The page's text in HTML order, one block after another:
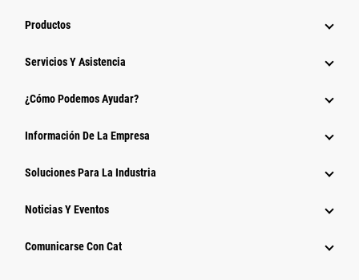
Productos
Servicios Y Asistencia
¿Cómo Podemos Ayudar?
Información De La Empresa
Soluciones Para La Industria
Noticias Y Eventos
Comunicarse Con Cat